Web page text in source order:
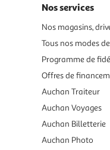
Nos services
Nos magasins,
Tous nos modes
Programme de
Offres de
Auchan Traiteur
Auchan Voyages
Auchan Billetterie
Auchan Photo